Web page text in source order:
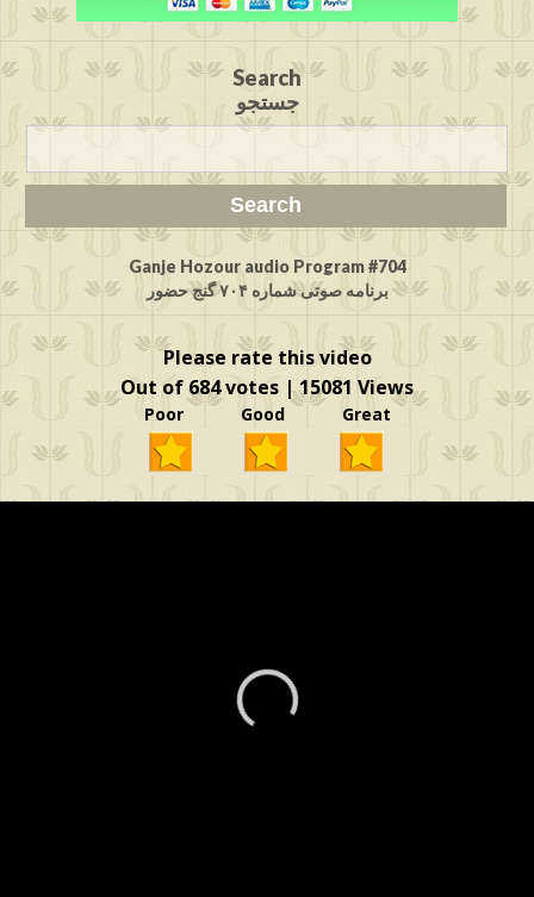
Search
جستجو
Ganje Hozour audio Program #704
برنامه صوتی شماره ۷۰۴ گنج حضور
Please rate this video
Out of 684 votes | 15081 Views
Poor Good Great